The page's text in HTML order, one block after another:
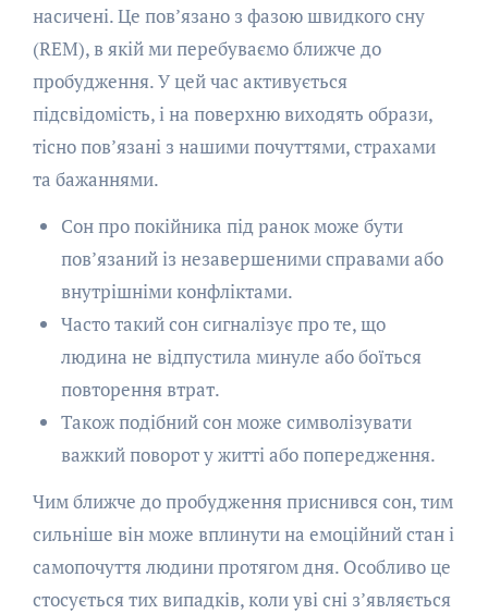
насичені. Це пов’язано з фазою швидкого сну
(REM), в якій ми перебуваємо ближче до
пробудження. У цей час активується
підсвідомість, і на поверхню виходять образи,
тісно пов’язані з нашими почуттями, страхами
та бажаннями.
Сон про покійника під ранок може бути
пов’язаний із незавершеними справами або
внутрішніми конфліктами.
Часто такий сон сигналізує про те, що
людина не відпустила минуле або боїться
повторення втрат.
Також подібний сон може символізувати
важкий поворот у житті або попередження.
Чим ближче до пробудження приснився сон, тим
сильніше він може вплинути на емоційний стан і
самопочуття людини протягом дня. Особливо це
стосується тих випадків, коли уві сні з’являється